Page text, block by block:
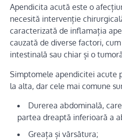
Apendicita acută este o
necesită intervenție
caracterizată de inflamația
cauzată de diverse factori,
intestinală sau chiar și o
Simptomele apendicitei acute
la alta, dar cele mai comune
Durerea abdominală,
partea dreaptă inferioară a
Greața și vărsătura;